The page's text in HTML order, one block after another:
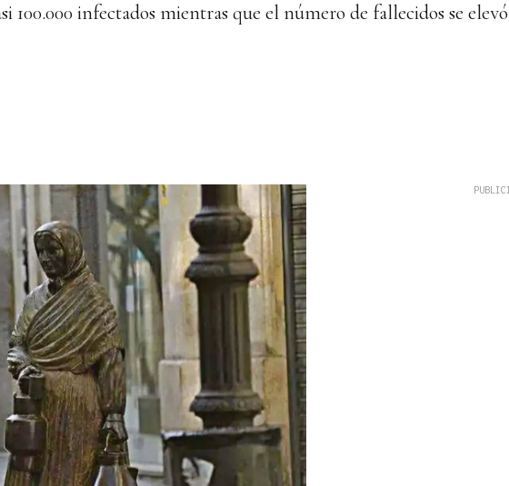
100.000 infectados mientras que el número de fallecidos se elevó